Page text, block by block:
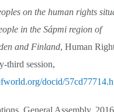
on the human rights
in the Sápmi region of
and Finland, Human
third session,
docid/
General Assembly.